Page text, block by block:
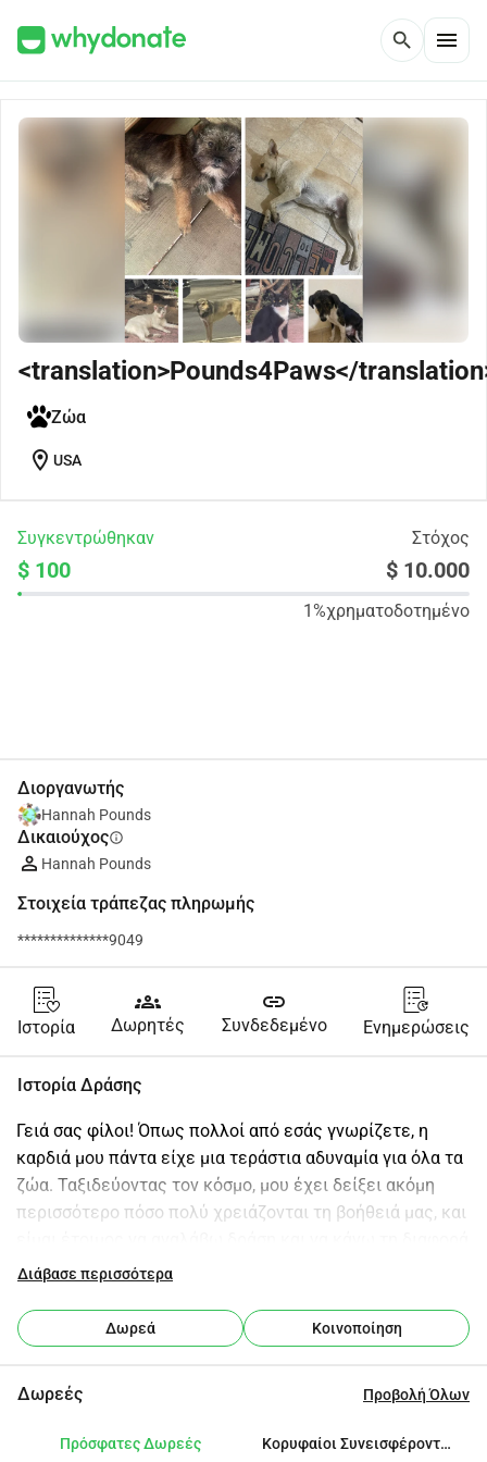
search menu
<translation>Pounds4Paws</
Ζώα
location_on USA
Συγκεντρώθηκαν Στόχος
$ 100 $ 10.000
1%χρηματοδοτημένο
Διοργανωτής
Hannah Pounds
Δικαιούχοςinfo
Hannah Pounds
Στοιχεία τράπεζας πληρωμής
**************9049
Ιστορία
groups
Δωρητές
link
Συνδεδεμένο Ενημερώσεις
Ιστορία Δράσης
Γειά σας φίλοι! Όπως πολλοί από εσάς γνωρίζετε, η
καρδιά μου πάντα είχε μια τεράστια αδυναμία για όλα τα
ζώα. Ταξιδεύοντας τον κόσμο, μου έχει δείξει ακόμη
περισσότερο πόσο πολύ χρειάζονται τη βοήθειά μας, και
με αγάπη και πράξεις! Σε μέρη όπως η Αλβανία, τα
υποστήριξης σκύλοι που πολλαπλασιάζονται, γάτες που
ψάχνουν στα σκουπίδια και ορισμένες πόλεις που
Ωστόσο, ευγενείς ντόπιοι και τουρίστες ξοδεύουν τα
υιοθεσίες, παρά το γεγονός ότι υπάρχουν τόσο λίγοι
Διάβασε περισσότερα
Δωρεά Κοινοποίηση
Δωρεές Προβολή Όλων
Πρόσφατες Δωρεές Κορυφαίοι Συνεισφέροντες